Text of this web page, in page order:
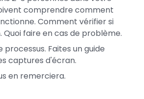
comprendre comment
Comment vérifier si
Quoi faire en cas de problème.
processus. Faites un guide
captures d'écran.
en remerciera.